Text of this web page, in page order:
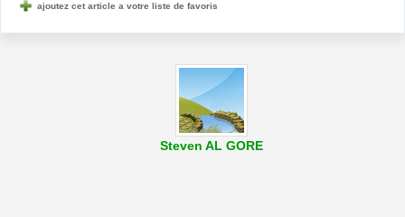
ajoutez cet article a votre liste de favoris
Steven AL GORE